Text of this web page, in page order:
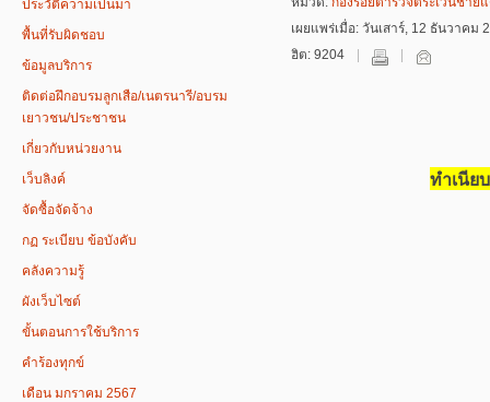
ประวัติความเป็นมา
พื้นที่รับผิดชอบ
ข้อมูลบริการ
ติดต่อฝึกอบรมลูกเสือ/เนตรนารี/อบรม
เยาวชน/ประชาชน
เกี่ยวกับหน่วยงาน
เว็บลิงค์
จัดซื้อจัดจ้าง
กฏ ระเบียบ ข้อบังคับ
คลังความรู้
ผังเว็บไซต์
ขั้นตอนการใช้บริการ
คำร้องทุกข์
เดือน มกราคม 2567
เผยแพร่เมื่อ: วันเสาร์, 12 ธันวาคม
ฮิต: 9204
ทำเนีย